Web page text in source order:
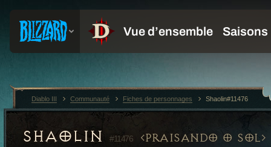
SHAOLIN #11476 PRAISANDO O SOL
Diablo III Communauté Fiches de personnages Shaolin#11476